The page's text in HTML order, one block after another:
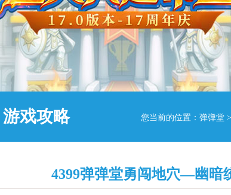
您当前的位置： 弹弹堂 >
游戏攻略
4399弹弹堂勇闯地穴—幽暗